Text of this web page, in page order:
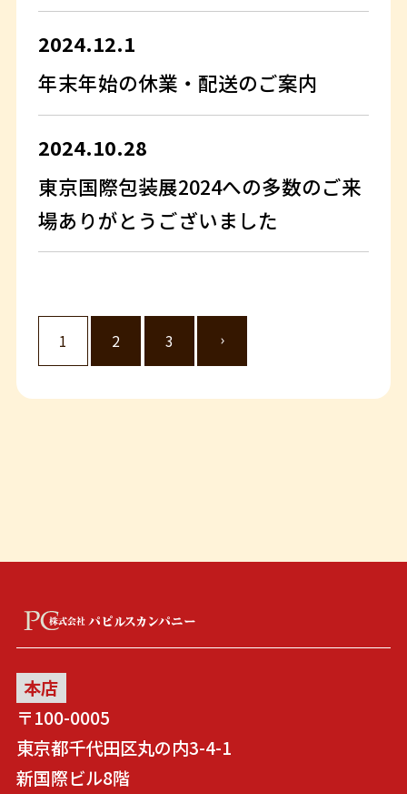
2024.12.1
年末年始の休業・配送のご案内
2024.10.28
東京国際包装展2024への多数のご来
場ありがとうございました
1 2 3
本店
〒100-0005
東京都千代田区丸の内3-4-1
新国際ビル8階